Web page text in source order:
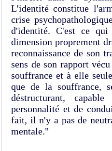
L'identité constitue
crise
d'identité. C'est ce
dimension proprement
reconnaissance de son
sens de son rapport
souffrance et à elle
que de la souffrance,
déstructurant,
personnalité et de
fait, il n'y a pas de
mentale."